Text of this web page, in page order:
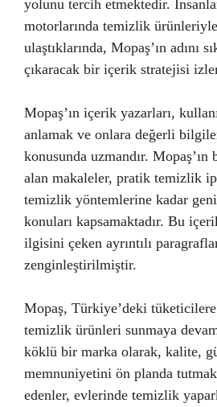
yolunu tercih etmektedir.
motorlarında temizlik
ulaştıklarında, Mopaş’ın adını
çıkaracak bir içerik stratejisi
Mopaş’ın içerik yazarları,
anlamak ve onlara değerli
konusunda uzmandır. Mopaş’ın
alan makaleler, pratik temizlik
temizlik yöntemlerine kadar
konuları kapsamaktadır. Bu
ilgisini çeken ayrıntılı
zenginleştirilmiştir.
Mopaş, Türkiye’deki
temizlik ürünleri sunmaya
köklü bir marka olarak, kalite,
memnuniyetini ön planda
edenler, evlerinde temizlik